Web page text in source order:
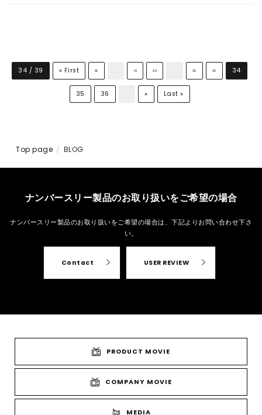
34 / 39 « First « ... 10 20 ... 32 33 34
35 36 ... » Last »
Top page BLOG
ナンバースリー製品のお取り扱いをご希望の場合
ナンバースリー製品のお取り扱いをご希望の場合は、 下記よりお問い合わせ下さ
い。
Contact USER REVIEW
PRODUCT MOVIE
COMPANY MOVIE
MEDIA